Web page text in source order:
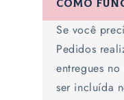
o
Como
Se você
Pedidos
entregues
ser incluída